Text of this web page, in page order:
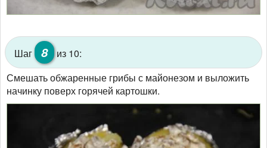
Шаг 8
из 10:
Смешать обжаренные грибы с майонезом и выложить
начинку поверх горячей картошки.